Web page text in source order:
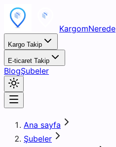
KargomNerede
Kargo Takip
E-ticaret Takip
BlogŞubeler
Ana sayfa
Şubeler